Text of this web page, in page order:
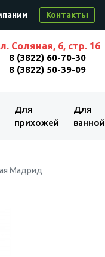
Контакты
Соляная, 6, стр. 16
8 (3822) 60-70-30
8 (3822) 50-39-09
Для
прихожей
Для
ванной
Мадрид